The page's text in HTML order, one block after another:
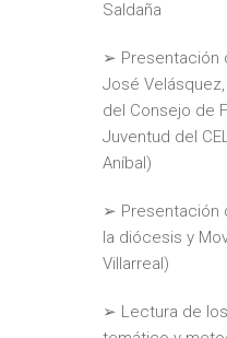
Saldaña
➢ Presentación
José
del Consejo de
Juventud del
Aníbal)
➢ Presentación
la diócesis y
Villarreal)
➢ Lectura de